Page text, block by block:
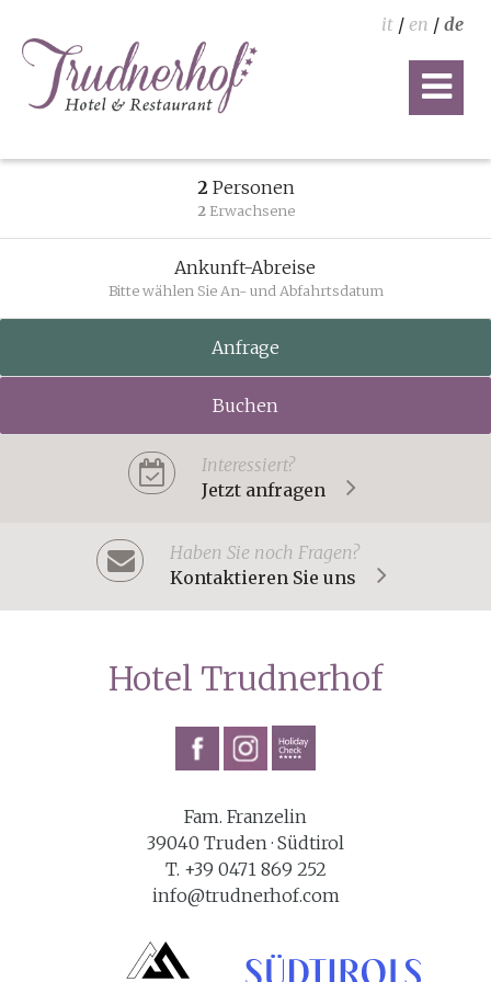
it / en / de
2 Personen
2 Erwachsene
Ankunft-Abreise
Bitte wählen Sie An- und Abfahrtsdatum
Anfrage
Buchen
Interessiert?
Jetzt anfragen
Haben Sie noch Fragen?
Kontaktieren Sie uns
Hotel Trudnerhof
Fam. Franzelin
39040 Truden · Südtirol
T. +39 0471 869 252
info@trudnerhof.com